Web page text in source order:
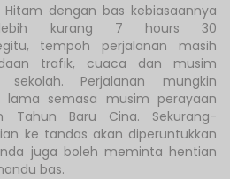
dengan bas kebiasaannya
kurang 7 hours 30
tempoh perjalanan masih
trafik, cuaca dan musim
Perjalanan mungkin
semasa musim perayaan
Tahun Baru Cina. Sekurang-
ke tandas akan diperuntukkan
juga boleh meminta hentian
bas.